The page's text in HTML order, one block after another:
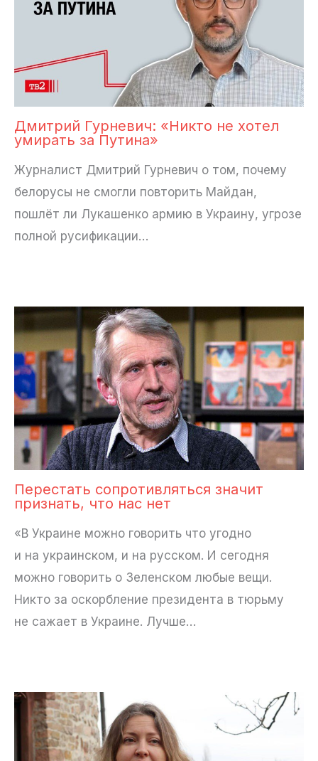
Дмитрий Гурневич: «Никто не хотел
умирать за Путина»
Журналист Дмитрий Гурневич о том, почему
белорусы не смогли повторить Майдан,
пошлёт ли Лукашенко армию в Украину, угрозе
полной русификации…
Перестать сопротивляться значит
признать, что нас нет
«В Украине можно говорить что угодно
и на украинском, и на русском. И сегодня
можно говорить о Зеленском любые вещи.
Никто за оскорбление президента в тюрьму
не сажает в Украине. Лучше…